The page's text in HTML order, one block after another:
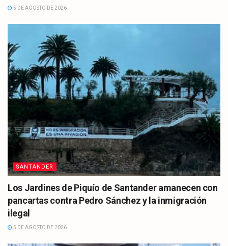
5 DE AGOSTO DE 2026
SANTANDER
Los Jardines de Piquío de Santander amanecen con
pancartas contra Pedro Sánchez y la inmigración
ilegal
5 DE AGOSTO DE 2026